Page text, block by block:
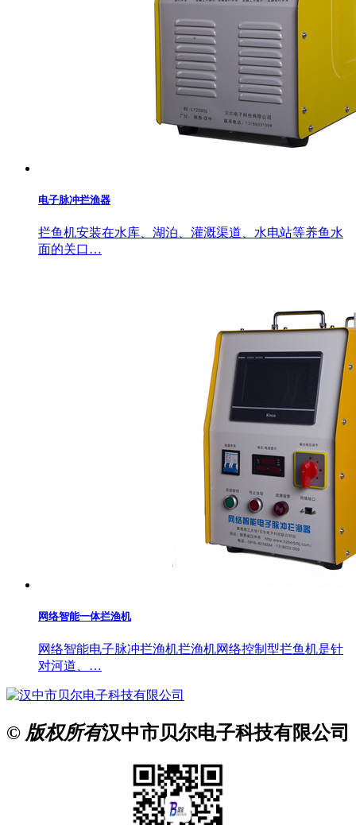
电子脉冲拦渔器
拦鱼机安装在水库、湖泊、灌溉渠道、水电站等养鱼水
面的关口…
网络智能一体拦渔机
网络智能电子脉冲拦渔机拦渔机网络控制型拦鱼机是针
对河道、…
© 版权所有汉中市贝尔电子科技有限公司